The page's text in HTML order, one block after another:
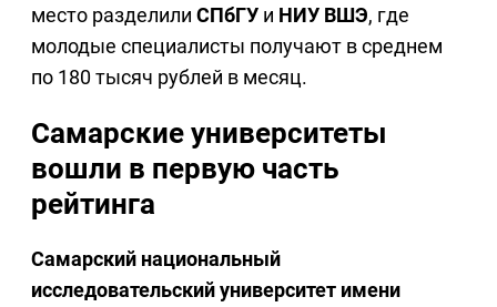
место разделили СПбГУ и НИУ ВШЭ, где
молодые специалисты получают в среднем
по 180 тысяч рублей в месяц.
Самарские университеты
вошли в первую часть
рейтинга
Самарский национальный
исследовательский университет имени